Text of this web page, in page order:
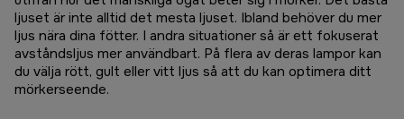
ljuset är inte alltid det mesta ljuset. Ibland behöver du mer
ljus nära dina fötter. I andra situationer så är ett fokuserat
avståndsljus mer användbart. På flera av deras lampor kan
du välja rött, gult eller vitt ljus så att du kan optimera ditt
mörkerseende.